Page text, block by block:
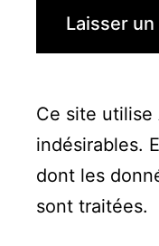
Ce site utilise
indésirables.
dont les
sont traitées.